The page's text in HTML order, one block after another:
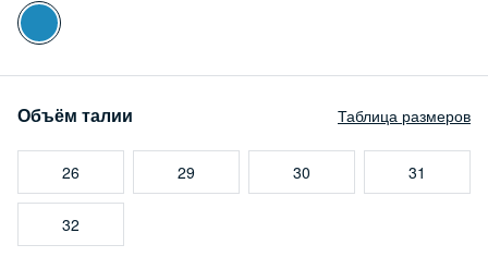
Объём талии Таблица размеров
26 29 30 31
32